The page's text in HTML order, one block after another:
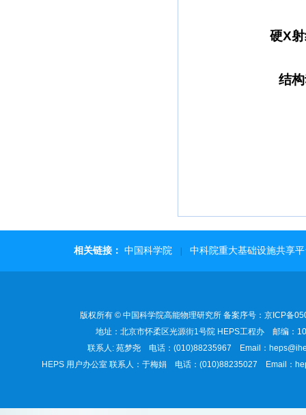
硬X
结
相关链接： 中国科学院 中科院重大基础设施共享
版权所有 © 中国科学院高能物理研究所 备案序号：京ICP备
地址：北京市怀柔区光源街1号院 HEPS工程办 邮编：
联系人: 苑梦尧 电话：(010)88235967 Email：
HEPS 用户办公室 联系人：于梅娟 电话：(010)88235027 Email：